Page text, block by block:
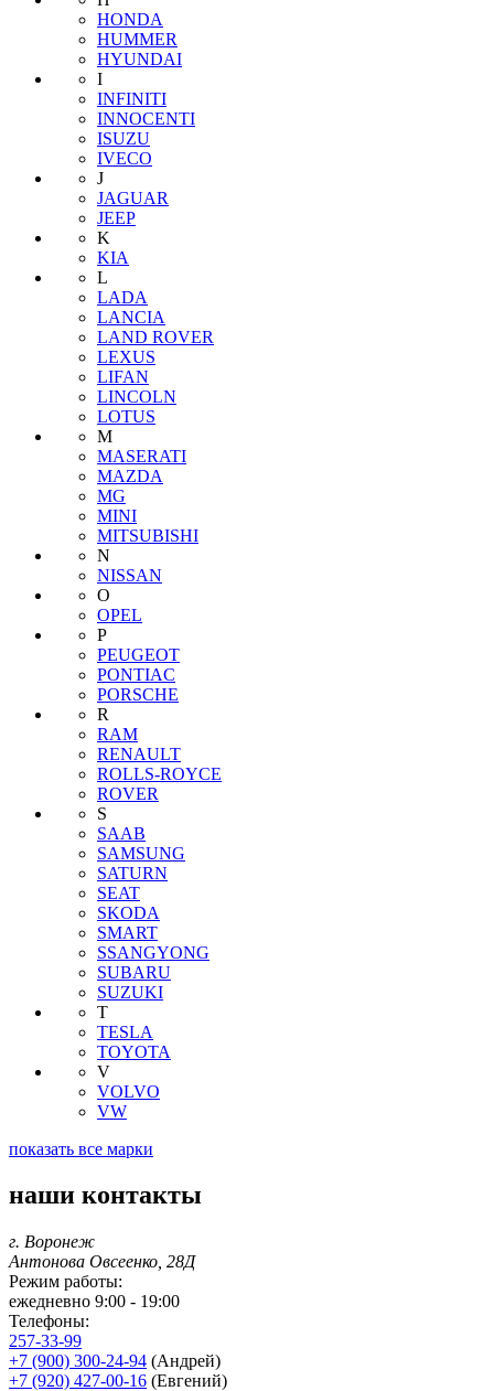
HONDA
HUMMER
HYUNDAI
I
INFINITI
INNOCENTI
ISUZU
IVECO
J
JAGUAR
JEEP
K
KIA
L
LADA
LANCIA
LAND ROVER
LEXUS
LIFAN
LINCOLN
LOTUS
M
MASERATI
MAZDA
MG
MINI
MITSUBISHI
N
NISSAN
O
OPEL
P
PEUGEOT
PONTIAC
PORSCHE
R
RAM
RENAULT
ROLLS-ROYCE
ROVER
S
SAAB
SAMSUNG
SATURN
SEAT
SKODA
SMART
SSANGYONG
SUBARU
SUZUKI
T
TESLA
TOYOTA
V
VOLVO
VW
показать все марки
наши контакты
г. Воронеж
Антонова Овсеенко, 28Д
Режим работы:
ежедневно 9:00 - 19:00
Телефоны:
257-33-99
+7 (900) 300-24-94 (Андрей)
+7 (920) 427-00-16 (Евгений)